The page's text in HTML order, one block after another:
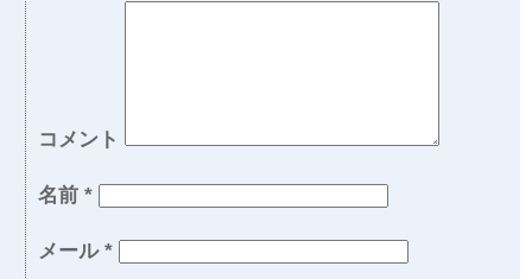
コメント
名前 *
メール *